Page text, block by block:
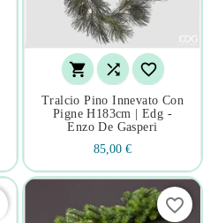
  
Tralcio Pino Innevato Con
Pigne H183cm | Edg -
Enzo De Gasperi
85,00 €
favorite_border